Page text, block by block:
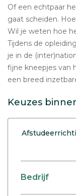
Of een echtpaar
gaat scheiden.
Wil je weten hoe
Tijdens de
je in de
fijne kneepjes van
een breed
Keuzes
Bedrijf